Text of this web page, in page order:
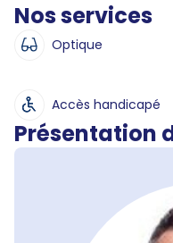
Nos services
Optique
Accès handicapé
Présentation